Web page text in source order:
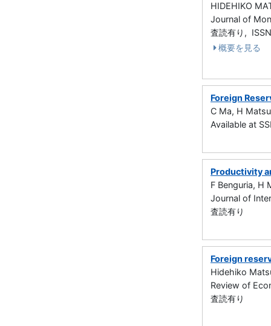
HIDEHIKO
Journal of
査読有り,
概要を見る
Foreign
C Ma, H
Available at
Productivity
F Benguria, H
Journal of
査読有り
Foreign
Hidehiko
Review of
査読有り